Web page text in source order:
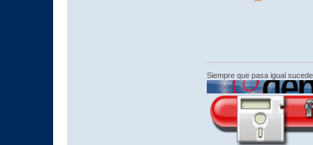
Siempre que pasa igual